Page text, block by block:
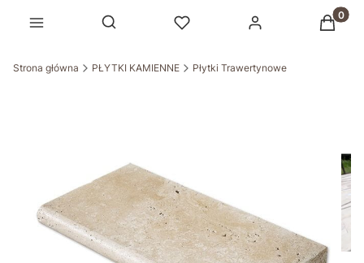
Otwórz wyszukiwarkę
Strona główna PŁYTKI KAMIENNE Płytki Trawertynowe